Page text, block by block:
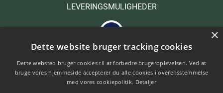
LEVERINGSMULIGHEDER
Dette website bruger tracking cookies
Dette websted bruger cookies til at forbedre brugeroplevelsen. Ved at
bruge vores hjemmeside accepterer du alle cookies i overensstemmelse
med vores cookiepolitik. Detaljer
×